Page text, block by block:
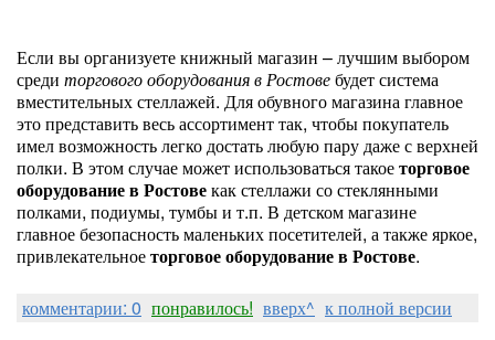
Если вы организуете книжный магазин – лучшим выбором
среди торгового оборудования в Ростовебудет система
вместительных стеллажей. Для обувного магазина главное
это представить весь ассортимент так, чтобы покупатель
имел возможность легко достать любую пару даже с верхней
полки. В этом случае может использоваться такоеторговое
оборудование в Ростовекак стеллажи со стеклянными
полками, подиумы, тумбы и т.п. В детском магазине
главное безопасность маленьких посетителей, а также яркое,
привлекательноеторговое оборудование в Ростове.
комментарии: 0 понравилось! вверх^ к полной версии